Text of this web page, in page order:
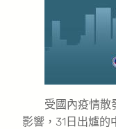
受國內疫情散
影響，31日出爐的